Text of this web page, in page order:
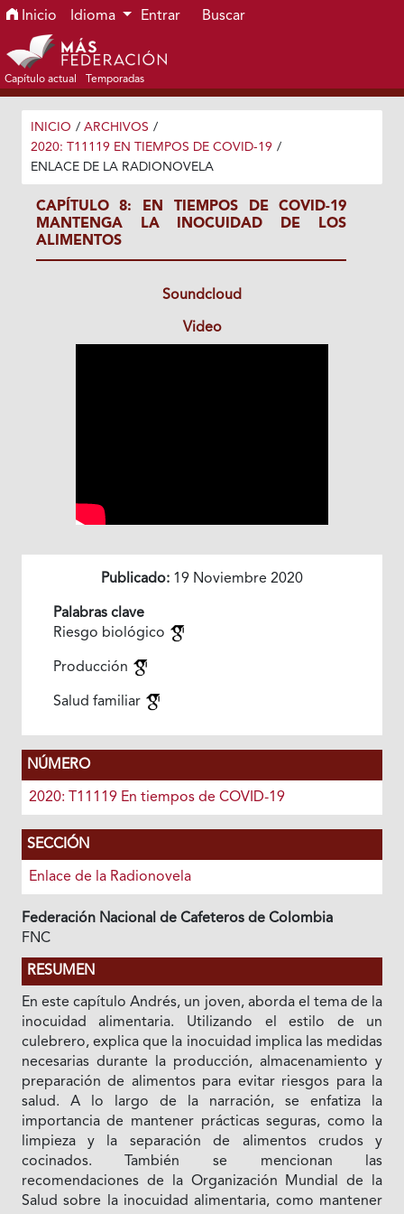
Ir al menú de navegación principal
Ir al contenido principal
Ir al pie de página del sitio
Inicio Idioma Entrar Buscar
Capítulo actual Temporadas
INICIO / ARCHIVOS /
2020: T11119 EN TIEMPOS DE COVID-19 /
ENLACE DE LA RADIONOVELA
CAPÍTULO 8: EN TIEMPOS DE COVID-19
MANTENGA LA INOCUIDAD DE LOS
ALIMENTOS
Soundcloud
Video
Publicado: 19 Noviembre 2020
Palabras clave
Riesgo biológico
Producción
Salud familiar
NÚMERO
2020: T11119 En tiempos de COVID-19
SECCIÓN
Enlace de la Radionovela
Federación Nacional de Cafeteros de Colombia
FNC
RESUMEN
En este capítulo Andrés, un joven, aborda el tema de la
inocuidad alimentaria. Utilizando el estilo de un
culebrero, explica que la inocuidad implica las medidas
necesarias durante la producción, almacenamiento y
preparación de alimentos para evitar riesgos para la
salud. A lo largo de la narración, se enfatiza la
importancia de mantener prácticas seguras, como la
limpieza y la separación de alimentos crudos y
cocinados. También se mencionan las
recomendaciones de la Organización Mundial de la
Salud sobre la inocuidad alimentaria, como mantener